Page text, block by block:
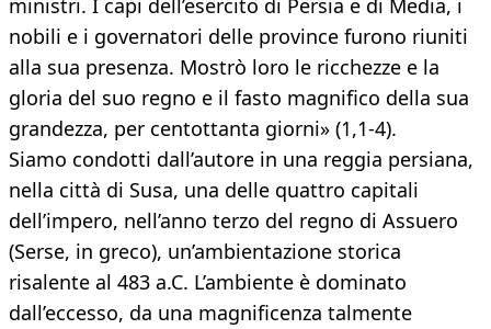
ministri. I capi dell’esercito di Persia e di Media, i
nobili e i governatori delle province furono riuniti
alla sua presenza. Mostrò loro le ricchezze e la
gloria del suo regno e il fasto magnifico della sua
grandezza, per centottanta giorni» (1,1-4).
Siamo condotti dall’autore in una reggia persiana,
nella città di Susa, una delle quattro capitali
dell’impero, nell’anno terzo del regno di Assuero
(Serse, in greco), un’ambientazione storica
risalente al 483 a.C. L’ambiente è dominato
dall’eccesso, da una magnificenza talmente